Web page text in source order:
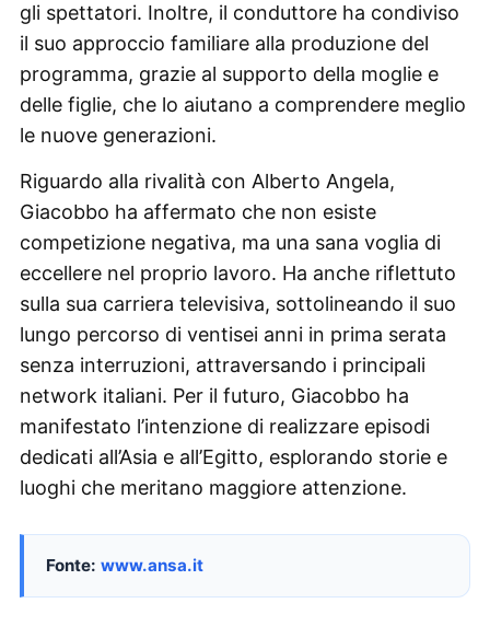
gli spettatori. Inoltre, il conduttore ha condiviso
il suo approccio familiare alla produzione del
programma, grazie al supporto della moglie e
delle figlie, che lo aiutano a comprendere meglio
le nuove generazioni.
Riguardo alla rivalità con Alberto Angela,
Giacobbo ha affermato che non esiste
competizione negativa, ma una sana voglia di
eccellere nel proprio lavoro. Ha anche riflettuto
sulla sua carriera televisiva, sottolineando il suo
lungo percorso di ventisei anni in prima serata
senza interruzioni, attraversando i principali
network italiani. Per il futuro, Giacobbo ha
manifestato l’intenzione di realizzare episodi
dedicati all’Asia e all’Egitto, esplorando storie e
luoghi che meritano maggiore attenzione.
Fonte: www.ansa.it